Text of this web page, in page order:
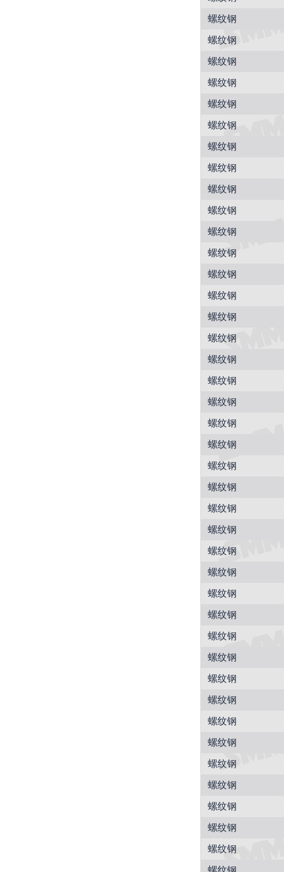
螺纹钢
螺纹钢
螺纹钢
螺纹钢
螺纹钢
螺纹钢
螺纹钢
螺纹钢
螺纹钢
螺纹钢
螺纹钢
螺纹钢
螺纹钢
螺纹钢
螺纹钢
螺纹钢
螺纹钢
螺纹钢
螺纹钢
螺纹钢
螺纹钢
螺纹钢
螺纹钢
螺纹钢
螺纹钢
螺纹钢
螺纹钢
螺纹钢
螺纹钢
螺纹钢
螺纹钢
螺纹钢
螺纹钢
螺纹钢
螺纹钢
螺纹钢
螺纹钢
螺纹钢
螺纹钢
螺纹钢